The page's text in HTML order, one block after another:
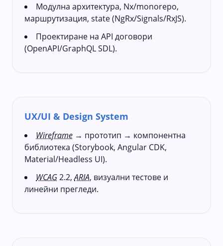
Модулна архитектура, Nx/monorepo,
маршрутизация, state (NgRx/Signals/RxJS).
Проектиране на API договори
(OpenAPI/GraphQL SDL).
UX/UI & Design System
Wireframe → прототип → компонентна
библиотека (Storybook, Angular CDK,
Material/Headless UI).
WCAG2.2,ARIA, визуални тестове и
линейни прегледи.